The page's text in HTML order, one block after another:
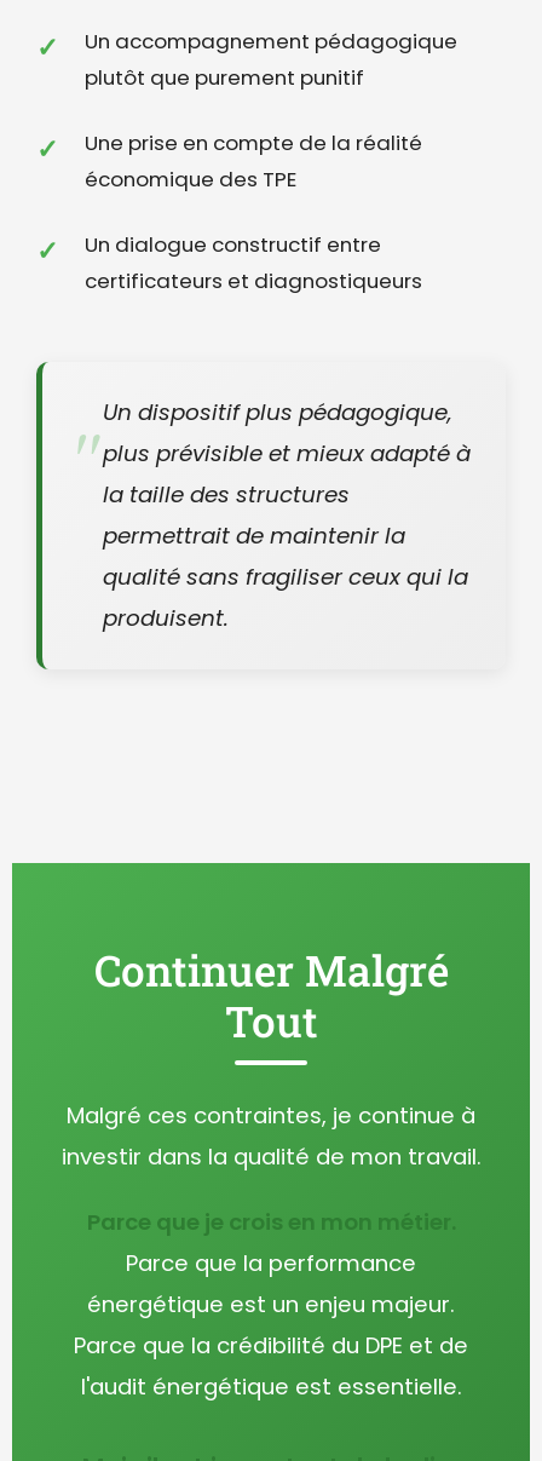
Un accompagnement pédagogique
plutôt que purement punitif
Une prise en compte de la réalité
économique des TPE
Un dialogue constructif entre
certificateurs et diagnostiqueurs
Un dispositif plus pédagogique,
plus prévisible et mieux adapté à
la taille des structures
permettrait de maintenir la
qualité sans fragiliser ceux qui la
produisent.
Continuer Malgré
Tout
Malgré ces contraintes, je continue à
investir dans la qualité de mon travail.
Parce que je crois en mon métier.
Parce que la performance
énergétique est un enjeu majeur.
Parce que la crédibilité du DPE et de
l'audit énergétique est essentielle.